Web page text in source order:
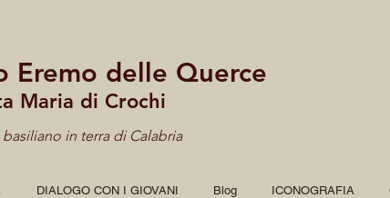
Eremo delle Querce
Maria di Crochi
in terra di Calabria
DIALOGO CON I GIOVANI Blog ICONOGRAFIA